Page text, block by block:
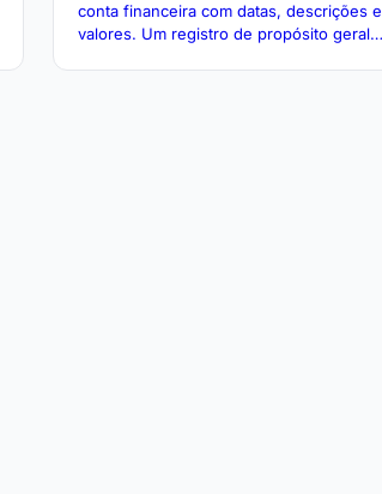
conta financeira com datas, descrições e
valores. Um registro de propósito geral